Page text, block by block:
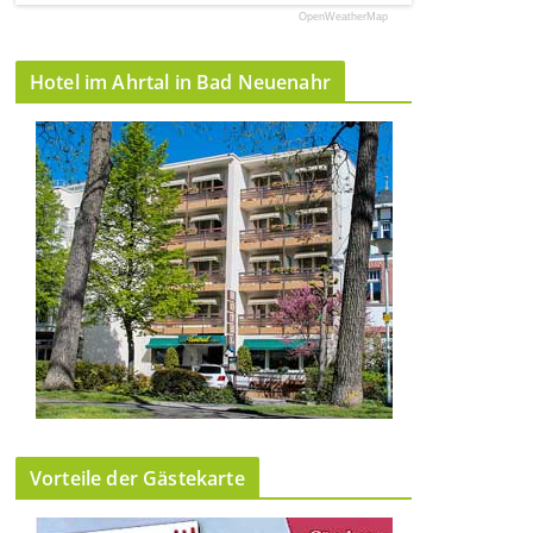
OpenWeatherMap
Hotel im Ahrtal in Bad Neuenahr
Vorteile der Gästekarte